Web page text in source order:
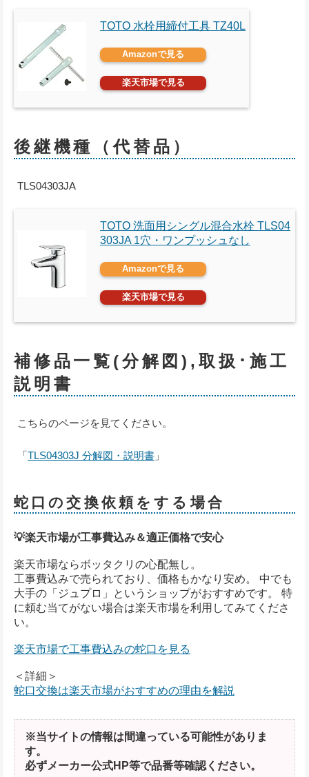
TOTO 水栓用締付工具 TZ40L
Amazonで見る
楽天市場で見る
後継機種（代替品）
TLS04303JA
TOTO 洗面用シングル混合水栓 TLS04
303JA 1穴・ワンプッシュなし
Amazonで見る
楽天市場で見る
補修品一覧(分解図),取扱･施工
説明書
こちらのページを見てください。
「TLS04303J 分解図・説明書 」
蛇口の交換依頼をする場合
💡楽天市場が工事費込み＆適正価格で安心
楽天市場ならボッタクリの心配無し。
工事費込みで売られており、価格もかなり安め。 中でも
大手の「ジュプロ」というショップがおすすめです。 特
に頼む当てがない場合は楽天市場を利用してみてくださ
い。
楽天市場で工事費込みの蛇口を見る
＜詳細＞
蛇口交換は楽天市場がおすすめの理由を解説
※当サイトの情報は間違っている可能性がありま
す。
必ずメーカー公式HP等で品番等確認ください。